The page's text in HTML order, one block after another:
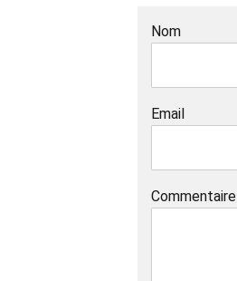
Nom
Email
Commentaire